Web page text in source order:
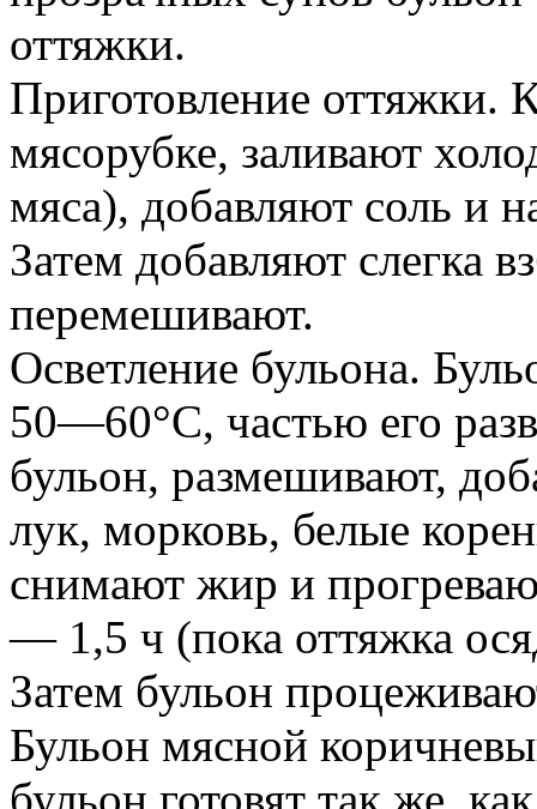
оттяжки.
Приготовление оттяжки.
мясорубке, заливают
мяса), добавляют соль и
Затем добавляют слегка
перемешивают.
Осветление бульона.
50—60°С, частью его
бульон, размешивают,
лук, морковь, белые
снимают жир и
— 1,5 ч (пока оттяжка
Затем бульон
Бульон мясной